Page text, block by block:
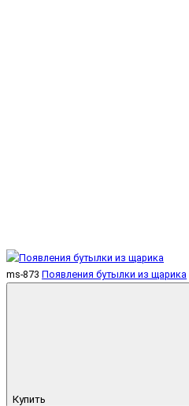
ms-873 Появления бутылки из щарика
Купить